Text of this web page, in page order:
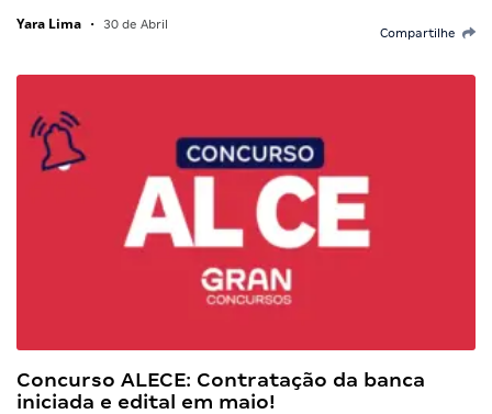
Yara Lima • 30 de Abril
Compartilhe
Concurso ALECE: Contratação da banca
iniciada e edital em maio!